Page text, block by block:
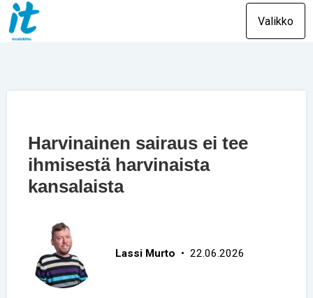
Valikko
Harvinainen sairaus ei tee
ihmisestä harvinaista
kansalaista
Lassi Murto • 22.06.2026